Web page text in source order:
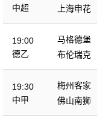
中超
上海申花
19:00
德乙
马格德堡
布伦瑞克
19:30
中甲
梅州客家
佛山南狮